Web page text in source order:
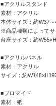
■アクリルスタンド
素材：アクリル
本体サイズ：約W37
※商品種類によってサ
台座サイズ：約
■アクリルパネル
素材：アクリル
サイズ：約
■ブロマイド
素材：紙